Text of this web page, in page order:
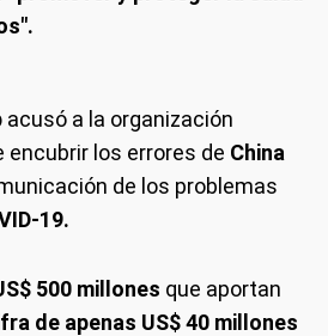
acusó a la organización
encubrir los errores de China
de los problemas
19.
500 millones que aportan
de apenas US$ 40 millones